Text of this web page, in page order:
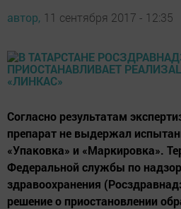
автор, 11 сентября 2017 - 12:35
Согласно результатам
препарат не выдержал
«Упаковка» и «Маркировка».
Федеральной службы по
здравоохранения
решение о приостановлении